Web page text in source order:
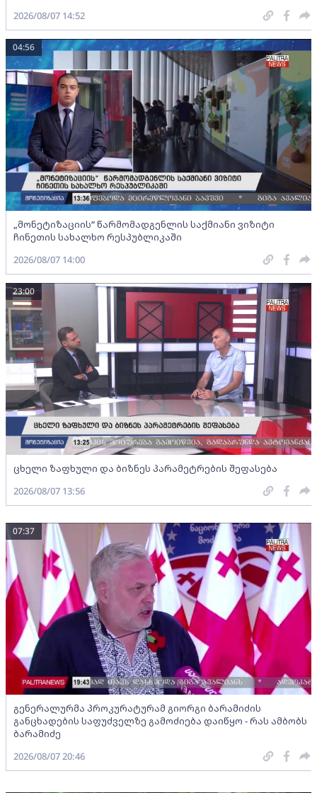
2026/08/07 14:52
„მონეტიზაციის“ წარმომადგენლის საქმიანი ვიზიტი
ჩინეთის სახალხო რესპუბლიკაში
04:56
2026/08/07 14:00
ცხელი ზაფხული და ბიზნეს პარამეტრების შეფასება
23:00
2026/08/07 13:56
გენერალურმა პროკურატურამ გიორგი ბარამიძის
განცხადების საფუძველზე გამოძიება დაიწყო - რას ამბობს
ბარამიძე
07:37
2026/08/07 20:46